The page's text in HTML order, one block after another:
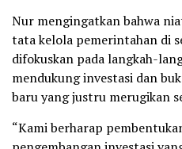
Nur mengingatkan bahwa
tata kelola pemerintahan di
difokuskan pada langkah-
mendukung investasi dan
baru yang justru merugikan
“Kami berharap